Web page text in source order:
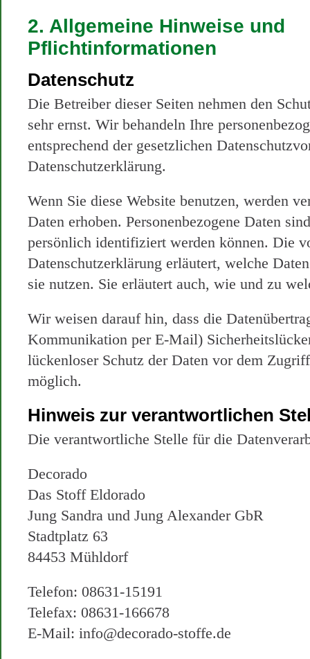
2. Allgemeine Hinweise und
Pflichtinformationen
Datenschutz
Die Betreiber dieser Seiten nehmen den
sehr ernst. Wir behandeln Ihre
entsprechend der gesetzlichen
Datenschutzerklärung.
Wenn Sie diese Website benutzen, werden
Daten erhoben. Personenbezogene Daten
persönlich identifiziert werden können. Die
Datenschutzerklärung erläutert, welche
sie nutzen. Sie erläutert auch, wie und zu
Wir weisen darauf hin, dass die
Kommunikation per E-Mail)
lückenloser Schutz der Daten vor dem
möglich.
Hinweis zur verantwortlichen
Die verantwortliche Stelle für die
Decorado
Das Stoff Eldorado
Jung Sandra und Jung Alexander GbR
Stadtplatz 63
84453 Mühldorf
Telefon: 08631-15191
Telefax: 08631-166678
E-Mail: info@decorado-stoffe.de